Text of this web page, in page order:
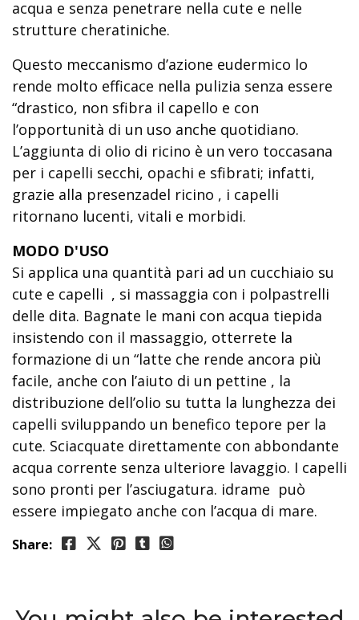
acqua e senza penetrare nella cute e nelle
strutture cheratiniche.
Questo meccanismo d’azione eudermico lo
rende molto efficace nella pulizia senza essere
“drastico, non sfibra il capello e con
l’opportunità di un uso anche quotidiano.
L’aggiunta di olio di ricino è un vero toccasana
per i capelli secchi, opachi e sfibrati; infatti,
grazie alla presenzadel ricino , i capelli
ritornano lucenti, vitali e morbidi.
MODO D'USO
Si applica una quantità pari ad un cucchiaio su
cute e capelli , si massaggia con i polpastrelli
delle dita. Bagnate le mani con acqua tiepida
insistendo con il massaggio, otterrete la
formazione di un “latte che rende ancora più
facile, anche con l’aiuto di un pettine , la
distribuzione dell’olio su tutta la lunghezza dei
capelli sviluppando un benefico tepore per la
cute. Sciacquate direttamente con abbondante
acqua corrente senza ulteriore lavaggio. I capelli
sono pronti per l’asciugatura. idrame può
essere impiegato anche con l’acqua di mare.
Share: